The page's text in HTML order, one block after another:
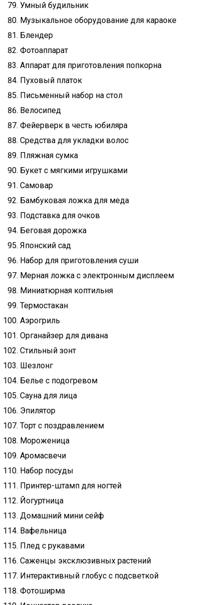
Умный будильник
Музыкальное оборудование для караоке
Блендер
Фотоаппарат
Аппарат для приготовления попкорна
Пуховый платок
Письменный набор на стол
Велосипед
Фейерверк в честь юбиляра
Средства для укладки волос
Пляжная сумка
Букет с мягкими игрушками
Самовар
Бамбуковая ложка для меда
Подставка для очков
Беговая дорожка
Японский сад
Набор для приготовления суши
Мерная ложка с электронным дисплеем
Миниатюрная коптильня
Термостакан
Аэрогриль
Органайзер для дивана
Стильный зонт
Шезлонг
Белье с подогревом
Сауна для лица
Эпилятор
Торт с поздравлением
Мороженица
Аромасвечи
Набор посуды
Принтер-штамп для ногтей
Йогуртница
Домашний мини сейф
Вафельница
Плед с рукавами
Саженцы эксклюзивных растений
Интерактивный глобус с подсветкой
Фотоширма